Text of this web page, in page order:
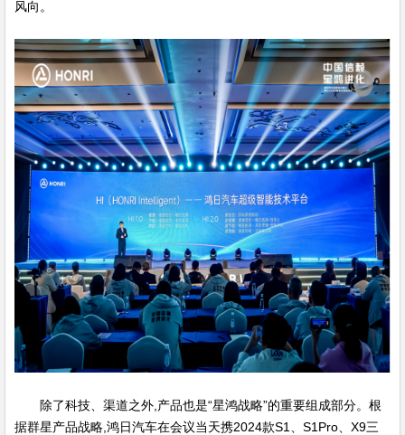
风向。
除了科技、渠道之外,产品也是“星鸿战略”的重要组成部分。根
据群星产品战略,鸿日汽车在会议当天携2024款S1、S1Pro、X9三